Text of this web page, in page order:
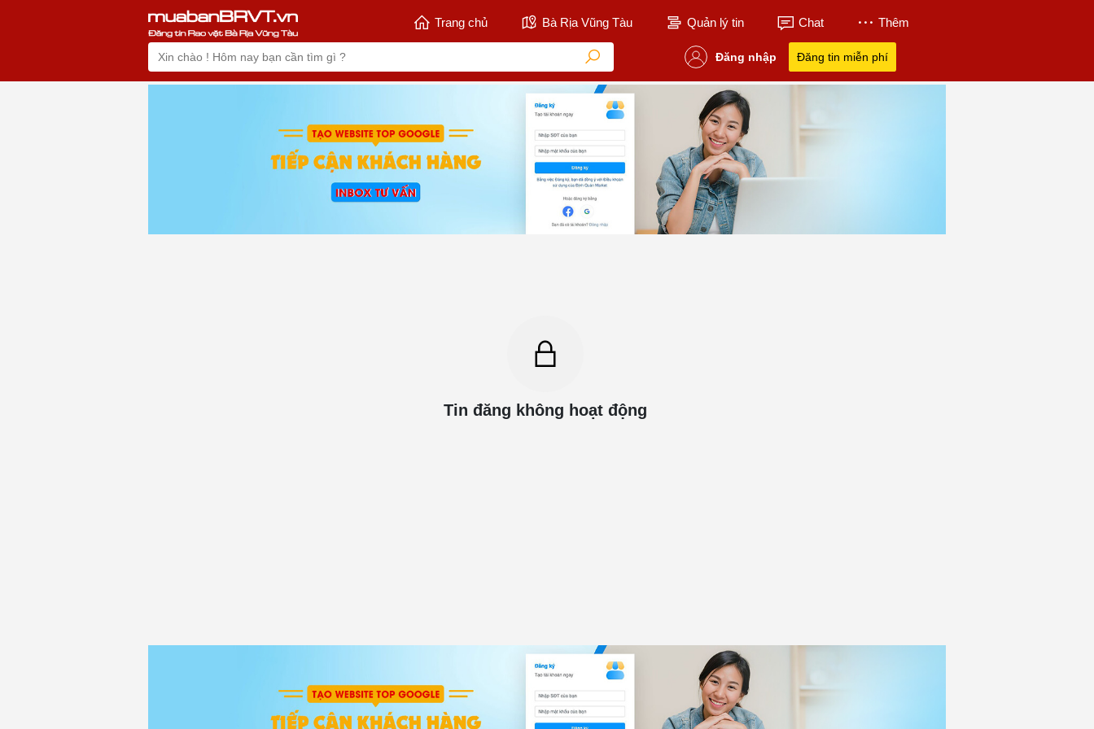
Trang chủ Bà Rịa Vũng Tàu Quản lý tin Chat Thêm
Đăng nhập Đăng tin miễn phí
Tin đăng không hoạt động